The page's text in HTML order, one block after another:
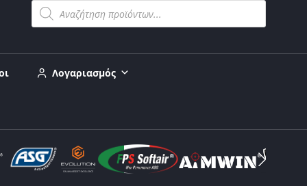
Λογαριασμός